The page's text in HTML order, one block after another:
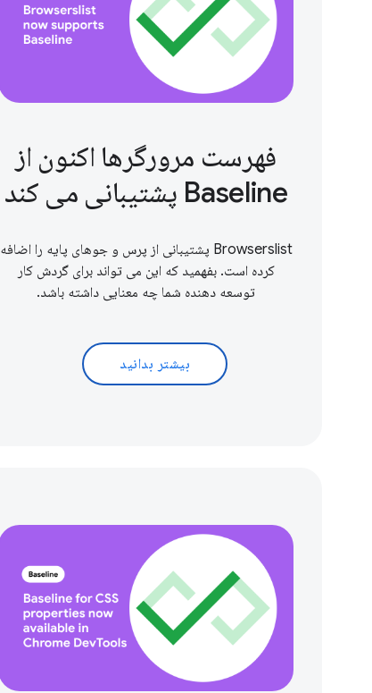
فهرست مرورگرها اکنون از
Baseline پشتیبانی می کند
Browserslist پشتیبانی از پرس و جوهای پایه را اضافه
کرده است. بفهمید که این می تواند برای گردش کار
توسعه دهنده شما چه معنایی داشته باشد.
بیشتر بدانید